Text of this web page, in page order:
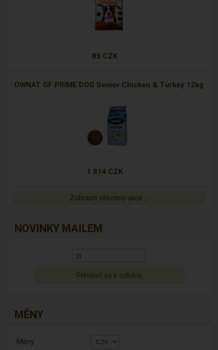
85 CZK
OWNAT GF PRIME DOG Senior Chicken & Turkey 12kg
1 814 CZK
Zobrazit všechny akce ...
NOVINKY MAILEM
MĚNY
Měny